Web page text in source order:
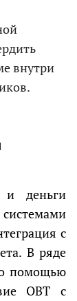
внутри
деньги
с
В ряде
помощью
OBT с